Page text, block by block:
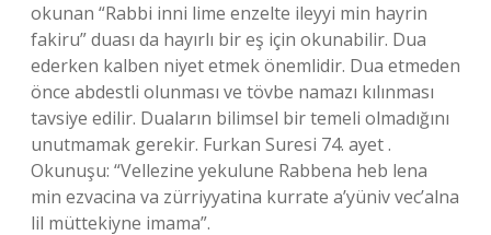
okunan “Rabbi inni lime enzelte ileyyi min hayrin
fakiru” duası da hayırlı bir eş için okunabilir. Dua
ederken kalben niyet etmek önemlidir. Dua etmeden
önce abdestli olunması ve tövbe namazı kılınması
tavsiye edilir. Duaların bilimsel bir temeli olmadığını
unutmamak gerekir. Furkan Suresi 74. ayet .
Okunuşu: “Vellezine yekulune Rabbena heb lena
min ezvacina va zürriyyatina kurrate a’yüniv vec’alna
lil müttekiyne imama”.